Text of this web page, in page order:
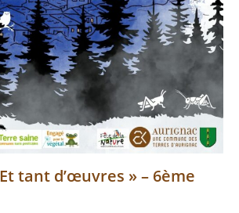
tant d’œuvres » – 6ème